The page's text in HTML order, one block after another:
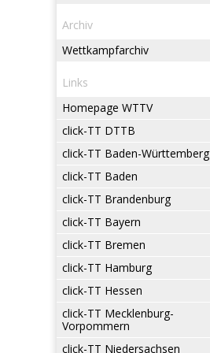
Archiv
Wettkampfarchiv
Links
Homepage WTTV
click-TT DTTB
click-TT Baden-Württemberg
click-TT Baden
click-TT Brandenburg
click-TT Bayern
click-TT Bremen
click-TT Hamburg
click-TT Hessen
click-TT Mecklenburg-
Vorpommern
click-TT Niedersachsen